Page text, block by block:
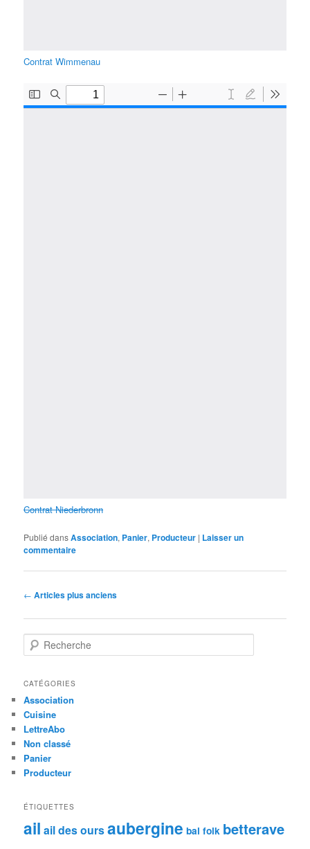
Contrat Wimmenau
Contrat Niederbronn
Publié dansAssociation, Panier, Producteur | Laisser un
commentaire
Navigation
articles
← Articles plus anciens
e
h
r
c
h
e
CATÉGORIES
Association
Cuisine
LettreAbo
Non classé
Panier
Producteur
ÉTIQUETTES
ail ail des oursaubergine bal folk betterave